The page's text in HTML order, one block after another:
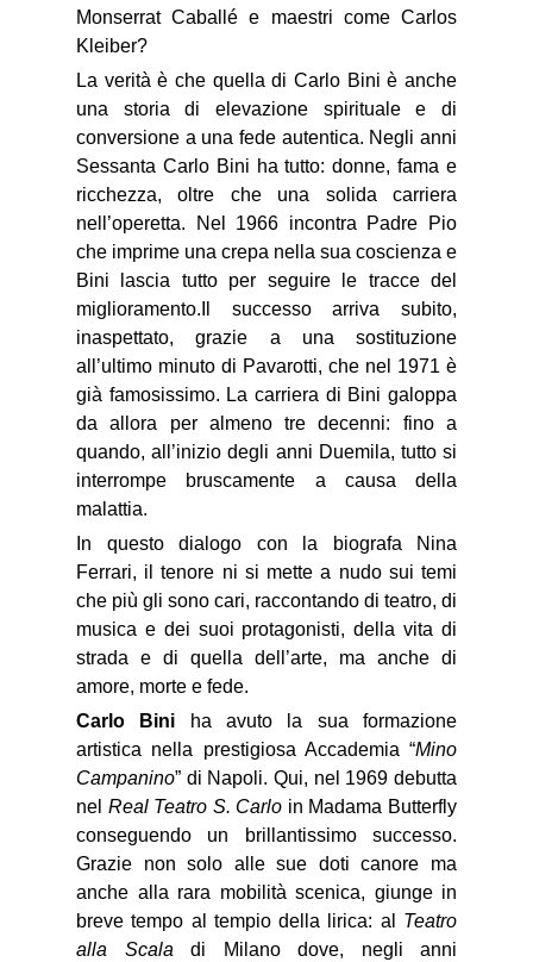
Monserrat Caballé e maestri come Carlos
Kleiber?
La verità è che quella di Carlo Bini è anche
una storia di elevazione spirituale e di
conversione a una fede autentica. Negli anni
Sessanta Carlo Bini ha tutto: donne, fama e
ricchezza, oltre che una solida carriera
nell’operetta. Nel 1966 incontra Padre Pio
che imprime una crepa nella sua coscienza e
Bini lascia tutto per seguire le tracce del
miglioramento.Il successo arriva subito,
inaspettato, grazie a una sostituzione
all’ultimo minuto di Pavarotti, che nel 1971 è
già famosissimo. La carriera di Bini galoppa
da allora per almeno tre decenni: fino a
quando, all’inizio degli anni Duemila, tutto si
interrompe bruscamente a causa della
malattia.
In questo dialogo con la biografa Nina
Ferrari, il tenore ni si mette a nudo sui temi
che più gli sono cari, raccontando di teatro, di
musica e dei suoi protagonisti, della vita di
strada e di quella dell’arte, ma anche di
amore, morte e fede.
Carlo Bini
ha avuto la sua formazione
artistica nella prestigiosa Accademia “Mino
Campanino” di Napoli. Qui, nel 1969 debutta
nel Real Teatro S. Carlo in Madama Butterfly
conseguendo un brillantissimo successo.
Grazie non solo alle sue doti canore ma
anche alla rara mobilità scenica, giunge in
breve tempo al tempio della lirica: al Teatro
alla Scala di Milano dove, negli anni